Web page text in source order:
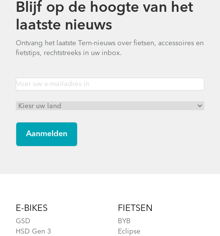
Blijf op de hoogte van het
laatste nieuws
Ontvang het laatste Tern-nieuws over fietsen, accessoires en
fietstips, rechtstreeks in uw inbox.
E-BIKES
GSD
HSD Gen 3
FIETSEN
BYB
Eclipse